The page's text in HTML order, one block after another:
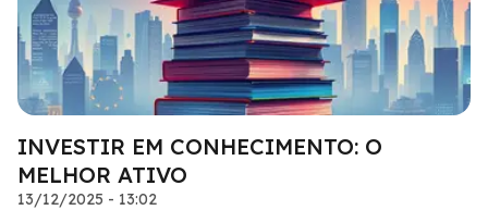
INVESTIR EM CONHECIMENTO: O
MELHOR ATIVO
13/12/2025 - 13:02